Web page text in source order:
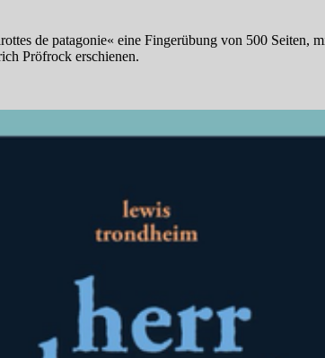
de patagonie« eine Fingerübung von 500 Seiten,
Pröfrock erschienen.